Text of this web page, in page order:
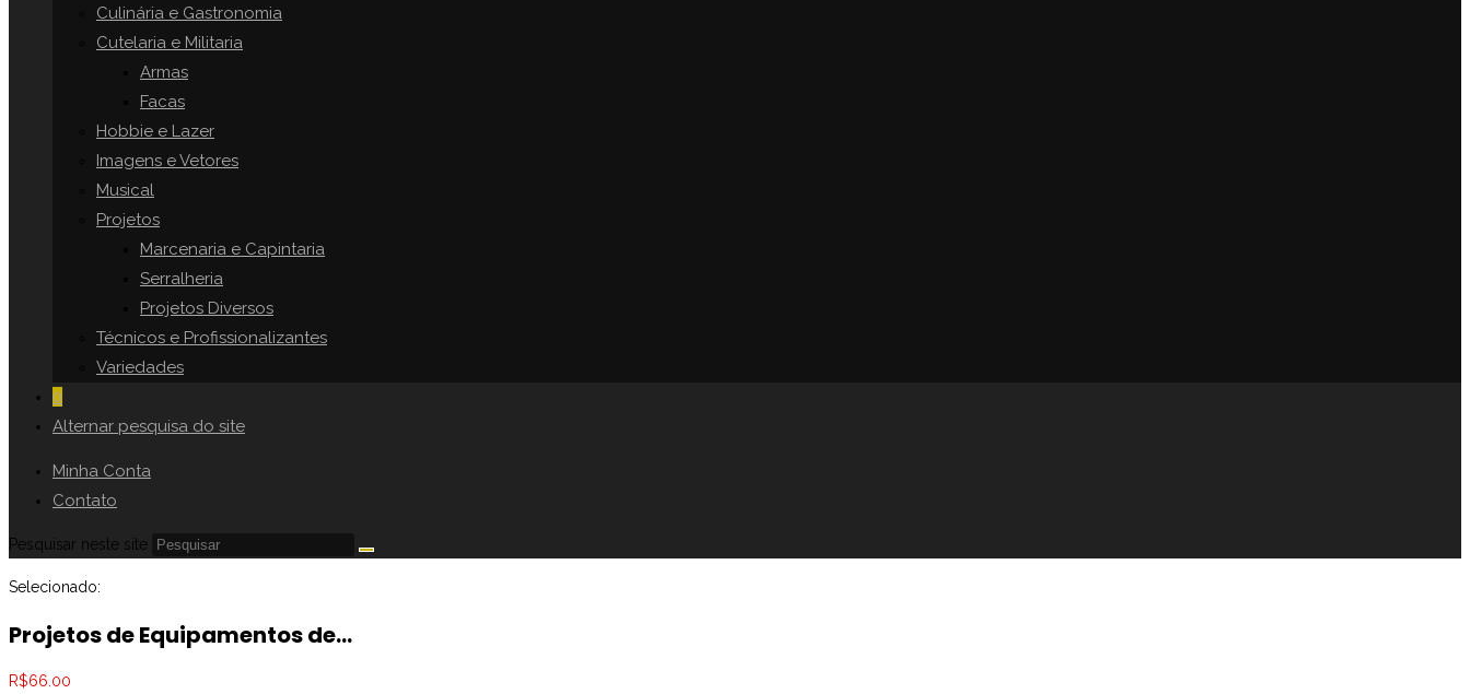
Culinária e Gastronomia
Cutelaria e Militaria
Armas
Facas
Hobbie e Lazer
Imagens e Vetores
Musical
Projetos
Marcenaria e Capintaria
Serralheria
Projetos Diversos
Técnicos e Profissionalizantes
Variedades
0
Alternar pesquisa do site
Minha Conta
Contato
Pesquisar neste site
Selecionado:
Projetos de Equipamentos de…
R$66.00